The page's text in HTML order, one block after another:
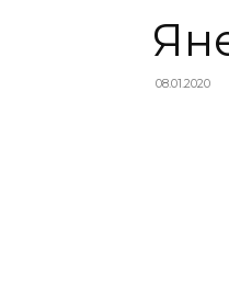
08.01.2020